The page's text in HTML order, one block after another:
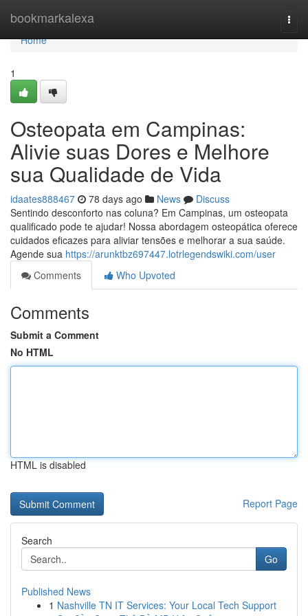
bookmarkalexa
Home
Home
1
Osteopata em Campinas:
Alivie suas Dores e Melhore
sua Qualidade de Vida
idaates888467 78 days ago News
Discuss
Sentindo desconforto nas coluna? Em Campinas, um osteopata
qualificado pode te ajudar! Nossa abordagem osteopática oferece
cuidados eficazes para aliviar tensões e melhorar a sua saúde.
Agende sua https://arunktbz697447.lotrlegendswiki.com/user
Comments
Who Upvoted
Comments
Submit a Comment
No HTML
HTML is disabled
Report Page
Search
Go
Published News
1 Nashville TN IT Services: Your Local Tech Support